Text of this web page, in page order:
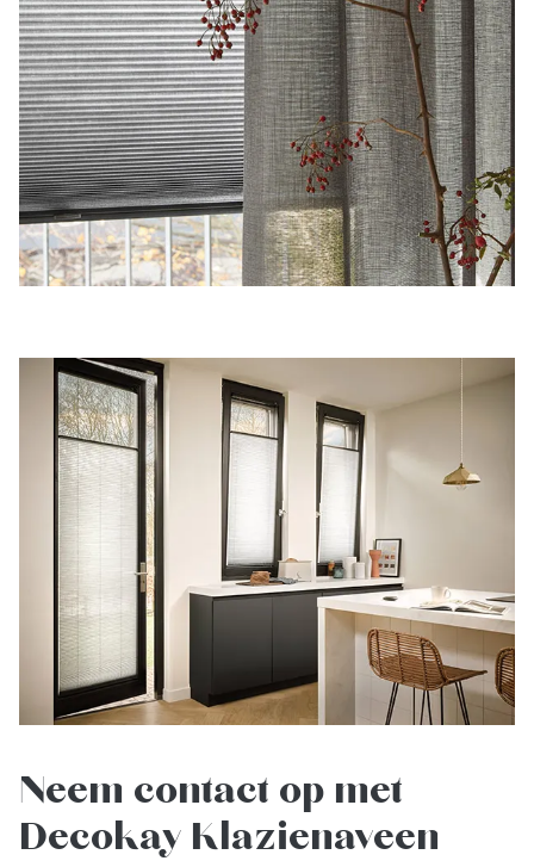
Neem contact op met
Decokay Klazienaveen